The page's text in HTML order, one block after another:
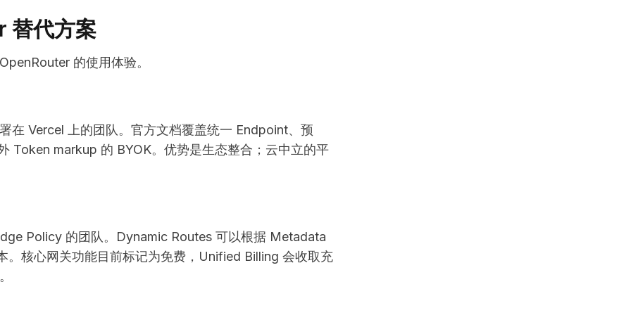
替代方案
的使用体验。
在 Vercel 上的团队。官方文档覆盖统一 Endpoint、预
Token markup 的 BYOK。优势是生态整合；云中立的平
Policy 的团队。Dynamic Routes 可以根据 Metadata
。核心网关功能目前标记为免费，Unified Billing 会收取充